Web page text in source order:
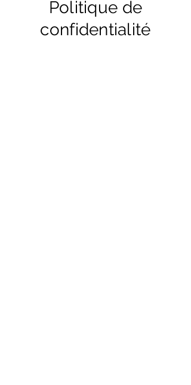
Politique de
confidentialité